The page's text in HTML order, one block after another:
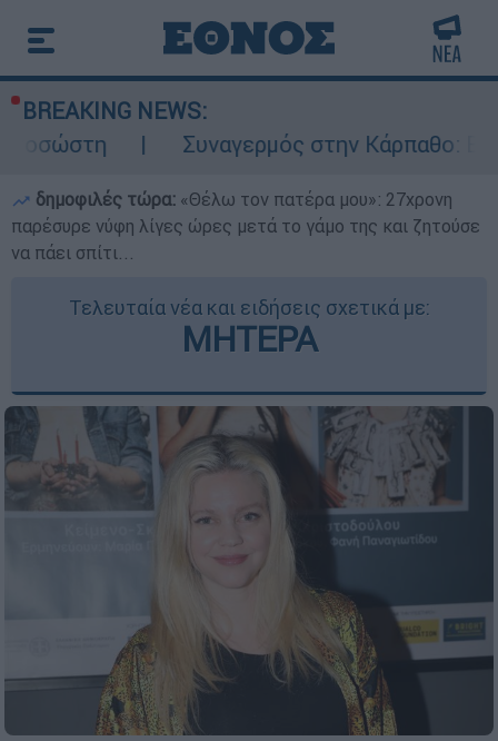
BREAKING NEWS:
Συναγερμός στην Κάρπαθο: Βρέθηκαν παλιά
δημοφιλές τώρα: «Θέλω τον πατέρα μου»: 27χρονη
παρέσυρε νύφη λίγες ώρες μετά το γάμο της και ζητούσε
να πάει σπίτι...
Τελευταία νέα και ειδήσεις σχετικά με:
ΜΗΤΕΡΑ